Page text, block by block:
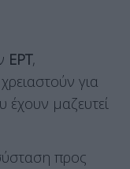
ΕΡΤ,
για
έχουν μαζευτεί
προς